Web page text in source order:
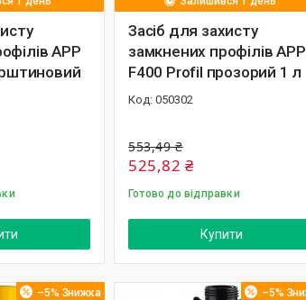
APP
Засіб для захисту
замкнених профілів APP
F400 Profil прозорий 1 л
050302
553,49 ₴
525,82 ₴
Готово до відправки
Купити
–5% –5%